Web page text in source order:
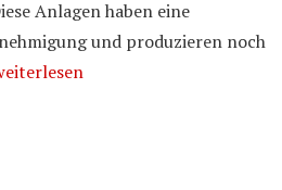
Anlagen haben eine
und produzieren noch